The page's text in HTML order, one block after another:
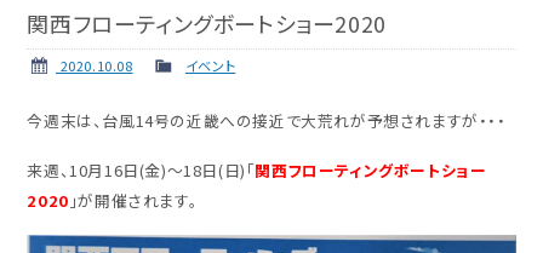
関西フローティングボートショー2020
2020.10.08 イベント
今週末は、台風14号の近畿への接近で大荒れが予想されますが・・・
来週、10月16日(金)～18日(日)「関西フローティングボートショー
2020 」が開催されます。